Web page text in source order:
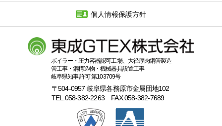
個人情報保護方針
ボイラー・圧力容器認可工場、大径厚肉鋼管製造
管工事・鋼構造物・機械器具設置工事
岐阜県知事 許可 第103709号
〒504-0957 岐阜県各務原市金属団地102
TEL.058-382-2263 FAX.058-382-7689